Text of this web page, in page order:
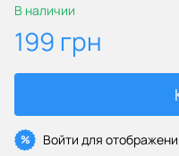
В наличии
199 грн
% Войти для